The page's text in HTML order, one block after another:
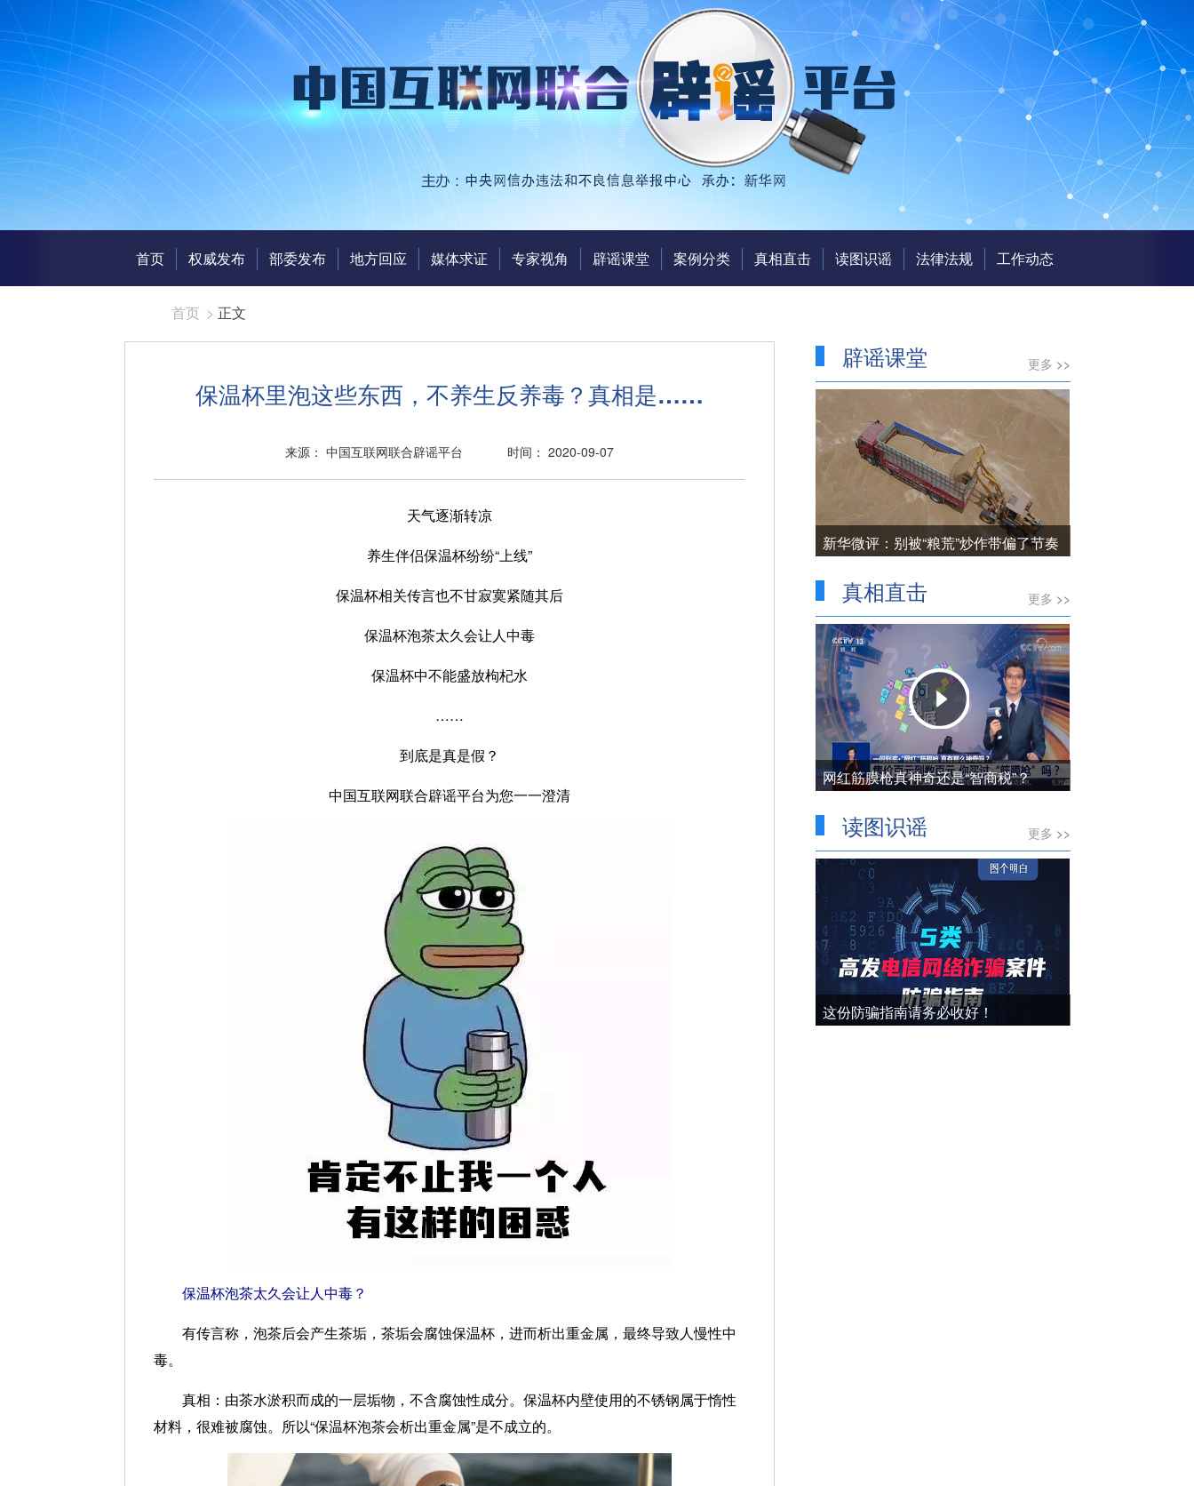
首页 权威发布 部委发布 地方回应 媒体求证 专家视角 辟谣课堂 案例分类 真相直击 读图识谣 法律法规 工作动态
首页 > 正文
保温杯里泡这些东西，不养生反养毒？真相是……
来源： 中国互联网联合辟谣平台 时间： 2020-09-07
天气逐渐转凉
养生伴侣保温杯纷纷“上线”
保温杯相关传言也不甘寂寞紧随其后
保温杯泡茶太久会让人中毒
保温杯中不能盛放枸杞水
……
到底是真是假？
中国互联网联合辟谣平台为您一一澄清
保温杯泡茶太久会让人中毒？
有传言称，泡茶后会产生茶垢，茶垢会腐蚀保温杯，进而析出重金属，最终导致人慢性中
毒。
真相： 由茶水淤积而成的一层垢物，不含腐蚀性成分。保温杯内壁使用的不锈钢属于惰性
材料，很难被腐蚀。所以“保温杯泡茶会析出重金属”是不成立的。
辟谣课堂 更多 >>
新华微评：别被“粮荒”炒作带偏了节奏
真相直击 更多 >>
网红筋膜枪真神奇还是“智商税”？
读图识谣 更多 >>
这份防骗指南请务必收好！